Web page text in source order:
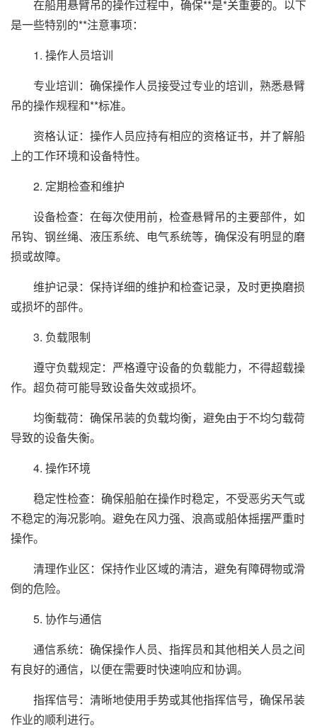
在船用悬臂吊的操作过程中，确保**是*关重要的。以下
是一些特别的**注意事项：
1. 操作人员培训
专业培训：确保操作人员接受过专业的培训，熟悉悬臂
吊的操作规程和**标准。
资格认证：操作人员应持有相应的资格证书，并了解船
上的工作环境和设备特性。
2. 定期检查和维护
设备检查：在每次使用前，检查悬臂吊的主要部件，如
吊钩、钢丝绳、液压系统、电气系统等，确保没有明显的磨
损或故障。
维护记录：保持详细的维护和检查记录，及时更换磨损
或损坏的部件。
3. 负载限制
遵守负载规定：严格遵守设备的负载能力，不得超载操
作。超负荷可能导致设备失效或损坏。
均衡载荷：确保吊装的负载均衡，避免由于不均匀载荷
导致的设备失衡。
4. 操作环境
稳定性检查：确保船舶在操作时稳定，不受恶劣天气或
不稳定的海况影响。避免在风力强、浪高或船体摇摆严重时
操作。
清理作业区：保持作业区域的清洁，避免有障碍物或滑
倒的危险。
5. 协作与通信
通信系统：确保操作人员、指挥员和其他相关人员之间
有良好的通信，以便在需要时快速响应和协调。
指挥信号：清晰地使用手势或其他指挥信号，确保吊装
作业的顺利进行。